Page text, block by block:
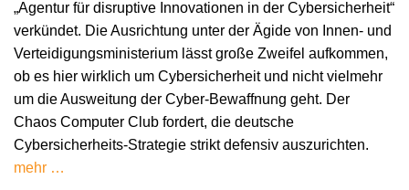
„Agentur für disruptive Innovationen in der Cybersicherheit“
verkündet. Die Ausrichtung unter der Ägide von Innen- und
Verteidigungsministerium lässt große Zweifel aufkommen,
ob es hier wirklich um Cybersicherheit und nicht vielmehr
um die Ausweitung der Cyber-Bewaffnung geht. Der
Chaos Computer Club fordert, die deutsche
Cybersicherheits-Strategie strikt defensiv auszurichten.
mehr …